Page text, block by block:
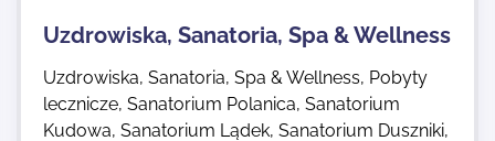
Uzdrowiska, Sanatoria, Spa & Wellness
Uzdrowiska, Sanatoria, Spa & Wellness, Pobyty
lecznicze, Sanatorium Polanica, Sanatorium
Kudowa, Sanatorium Lądek, Sanatorium Duszniki,